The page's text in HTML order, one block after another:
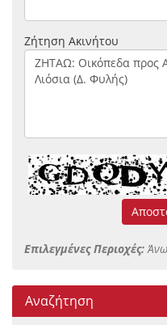
Ζήτηση Ακινήτου
Επιλεγμένες Περιοχές:
Αναζήτηση